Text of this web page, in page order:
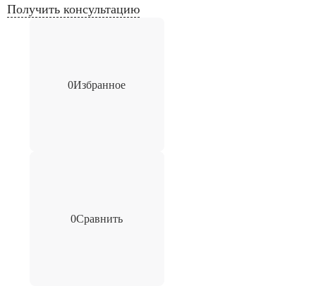
Получить консультацию
0Избранное
0Сравнить